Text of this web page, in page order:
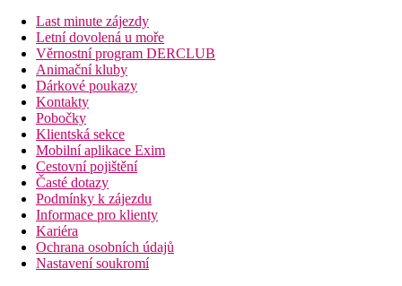
Last minute zájezdy
Letní dovolená u moře
Věrnostní program DERCLUB
Animační kluby
Dárkové poukazy
Kontakty
Pobočky
Klientská sekce
Mobilní aplikace Exim
Cestovní pojištění
Časté dotazy
Podmínky k zájezdu
Informace pro klienty
Kariéra
Ochrana osobních údajů
Nastavení soukromí